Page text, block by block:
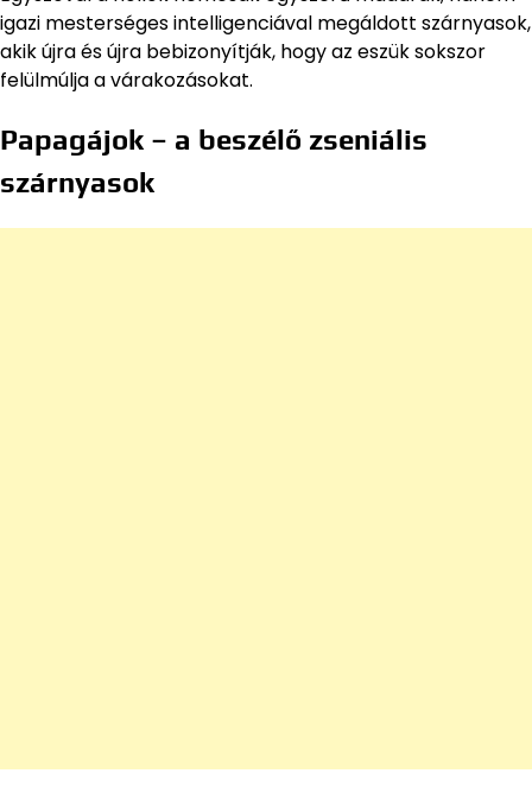
igazi mesterséges intelligenciával megáldott szárnyasok,
akik újra és újra bebizonyítják, hogy az eszük sokszor
felülmúlja a várakozásokat.
Papagájok – a beszélő zseniális
szárnyasok